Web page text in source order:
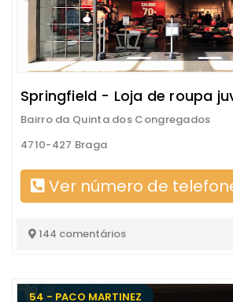
Springfield - Loja de roupa
Bairro da Quinta dos Congregados
4710-427 Braga
Ver número de
144 comentários
54 - PACO MARTINEZ